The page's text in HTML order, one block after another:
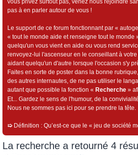
vous privez surtout pas, venez nous rejoindre
pas à en parler autour de vous !
Le support de ce forum fonctionnant par «
« tout le monde aide et renseigne tout le monde
quelqu'un vous vient en aide ou vous rend
renvoyez-lui l'ascenseur en le conseillant à
aidant quelqu'un d'autre lorsque l'occasion s'y
Faites en sorte de poster dans la bonne
des autres internautes, de ne pas utiliser le
autant que possible la fonction « Recherche »
Et... Gardez le sens de l'humour, de la
Nous ne sommes pas ici pour se prendre la tête.
➯ Définition : Qu’est-ce que le « jeu de société
La recherche a retourné 4